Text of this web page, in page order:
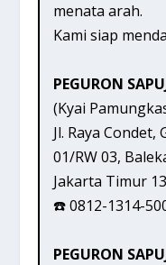
menata arah.
Kami siap
PEGURON
(Kyai
Jl. Raya Condet,
01/RW 03,
Jakarta Timur
☎️ 0812-1314-
PEGURON